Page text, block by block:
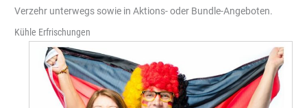
Verzehr unterwegs sowie in Aktions- oder Bundle-Angeboten.
Kühle Erfrischungen